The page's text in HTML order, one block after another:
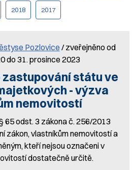
2018 2017
Pozlovice / zveřejněno od
do 31. prosince 2023
zastupování státu ve
- výzva
nemovitostí
65 odst. 3 zákona č. 256/2013
zákon, vlastníkům nemovitostí a
kteří nejsou označeni v
dostatečně určitě.